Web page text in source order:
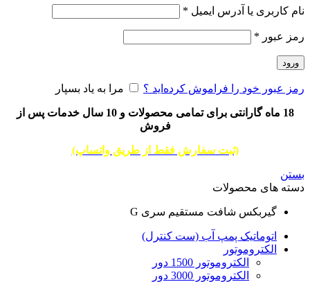
نام کاربری یا آدرس ایمیل *
رمز عبور *
ورود
رمز عبور خود را فراموش کرده‌اید ؟ مرا به یاد بسپار
18 ماه گارانتی برای تمامی محصولات و 10 سال خدمات پس از
فروش
(ثبت سفارش فقط از طریق واتساپ)
بستن
دسته های محصولات
گیربکس شافت مستقیم سری G
اتوماتیک پمپ آب (ست کنترل)
الکتروموتور
الکتروموتور 1500 دور
الکتروموتور 3000 دور